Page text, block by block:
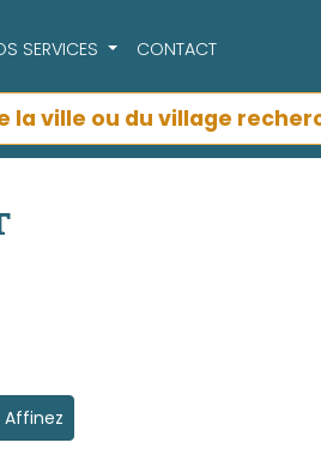
SERVICES CONTACT
Affinez